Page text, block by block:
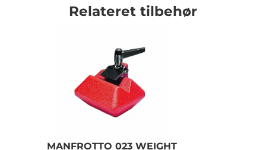
Relateret tilbehør
MANFROTTO 023 WEIGHT